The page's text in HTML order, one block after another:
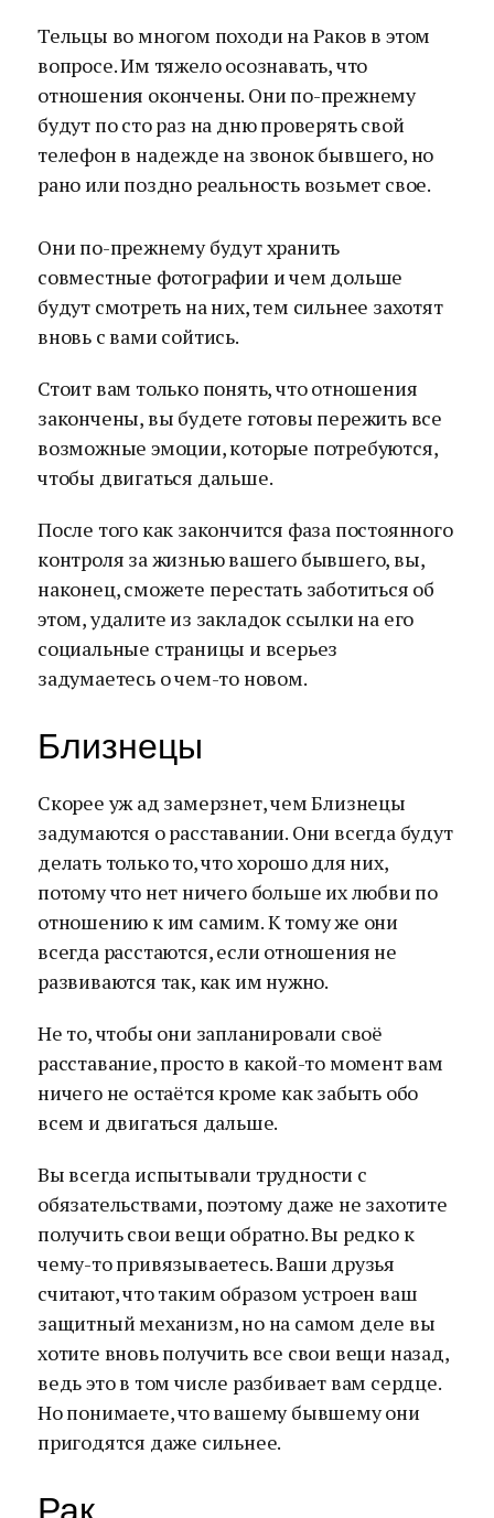
Тельцы во многом походи на Раков в этом
вопросе. Им тяжело осознавать, что
отношения окончены. Они по-прежнему
будут по сто раз на дню проверять свой
телефон в надежде на звонок бывшего, но
рано или поздно реальность возьмет свое.
Они по-прежнему будут хранить
совместные фотографии и чем дольше
будут смотреть на них, тем сильнее захотят
вновь с вами сойтись.
Стоит вам только понять, что отношения
закончены, вы будете готовы пережить все
возможные эмоции, которые потребуются,
чтобы двигаться дальше.
После того как закончится фаза постоянного
контроля за жизнью вашего бывшего, вы,
наконец, сможете перестать заботиться об
этом, удалите из закладок ссылки на его
социальные страницы и всерьез
задумаетесь о чем-то новом.
Близнецы
Скорее уж ад замерзнет, чем Близнецы
задумаются о расставании. Они всегда будут
делать только то, что хорошо для них,
потому что нет ничего больше их любви по
отношению к им самим. К тому же они
всегда расстаются, если отношения не
развиваются так, как им нужно.
Не то, чтобы они запланировали своё
расставание, просто в какой-то момент вам
ничего не остаётся кроме как забыть обо
всем и двигаться дальше.
Вы всегда испытывали трудности с
обязательствами, поэтому даже не захотите
получить свои вещи обратно. Вы редко к
чему-то привязываетесь. Ваши друзья
считают, что таким образом устроен ваш
защитный механизм, но на самом деле вы
хотите вновь получить все свои вещи назад,
ведь это в том числе разбивает вам сердце.
Но понимаете, что вашему бывшему они
пригодятся даже сильнее.